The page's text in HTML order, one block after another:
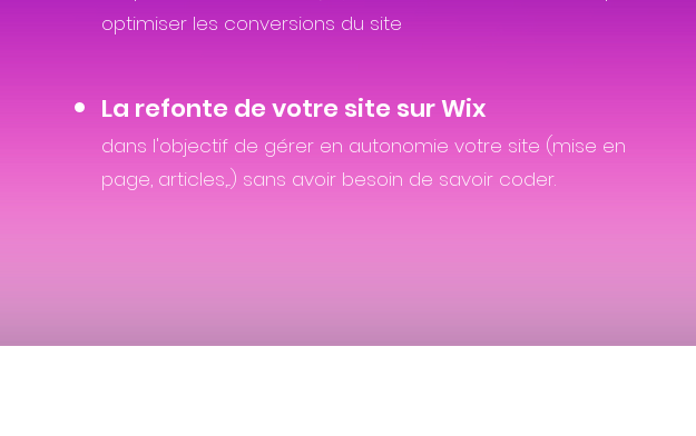
optimiser les conversions du site
La refonte de votre site sur Wix
dans l'objectif de gérer en autonomie votre site (mise en
page, articles,...) sans avoir besoin de savoir coder.